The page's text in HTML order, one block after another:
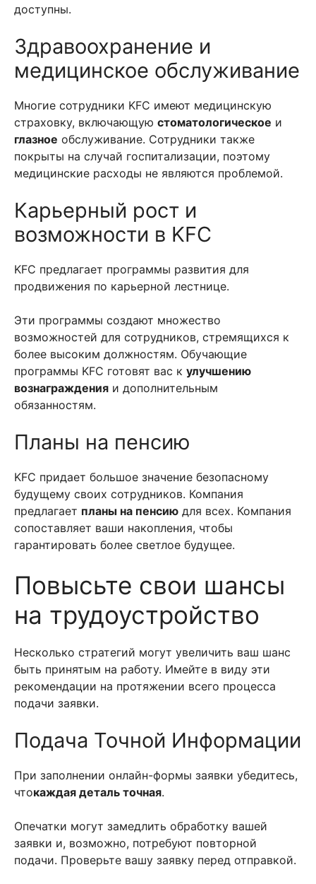
доступны.
Здравоохранение и
медицинское обслуживание
Многие сотрудники KFC имеют медицинскую
страховку, включающую стоматологическое и
глазное обслуживание. Сотрудники также
покрыты на случай госпитализации, поэтому
медицинские расходы не являются проблемой.
Карьерный рост и
возможности в KFC
KFC предлагает программы развития для
продвижения по карьерной лестнице.
Эти программы создают множество
возможностей для сотрудников, стремящихся к
более высоким должностям. Обучающие
программы KFC готовят вас к улучшению
вознаграждения и дополнительным
обязанностям.
Планы на пенсию
KFC придает большое значение безопасному
будущему своих сотрудников. Компания
предлагает планы на пенсию для всех. Компания
сопоставляет ваши накопления, чтобы
гарантировать более светлое будущее.
Повысьте свои шансы
на трудоустройство
Несколько стратегий могут увеличить ваш шанс
быть принятым на работу. Имейте в виду эти
рекомендации на протяжении всего процесса
подачи заявки.
Подача Точной Информации
При заполнении онлайн-формы заявки убедитесь,
чтокаждая деталь точная.
Опечатки могут замедлить обработку вашей
заявки и, возможно, потребуют повторной
подачи. Проверьте вашу заявку перед отправкой.